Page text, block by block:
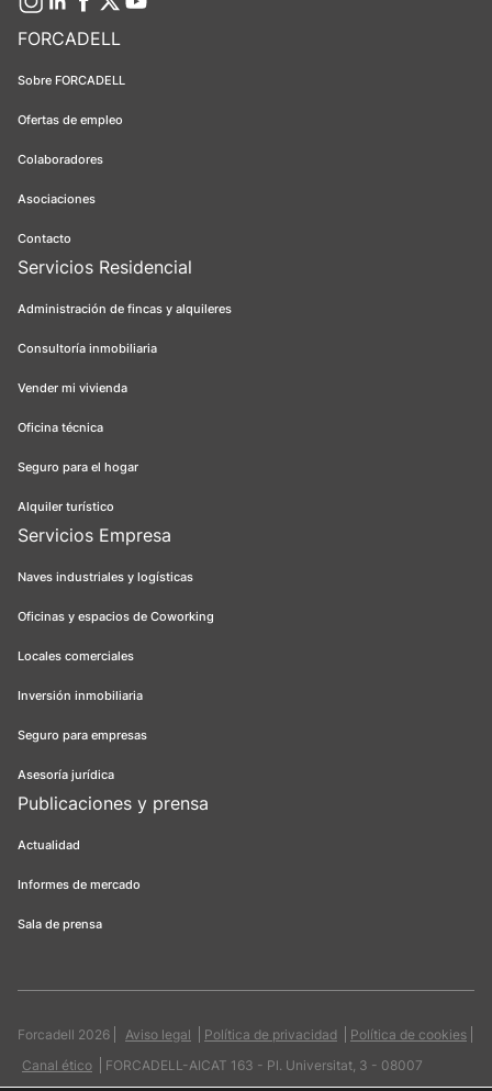
FORCADELL
Sobre FORCADELL
Ofertas de empleo
Colaboradores
Asociaciones
Contacto
Servicios Residencial
Administración de fincas y alquileres
Consultoría inmobiliaria
Vender mi vivienda
Oficina técnica
Seguro para el hogar
Alquiler turístico
Servicios Empresa
Naves industriales y logísticas
Oficinas y espacios de Coworking
Locales comerciales
Inversión inmobiliaria
Seguro para empresas
Asesoría jurídica
Publicaciones y prensa
Actualidad
Informes de mercado
Sala de prensa
Forcadell 2026 Aviso legal Política de privacidad
Política de cookies
Canal ético
FORCADELL-AICAT 163 - Pl. Universitat, 3 - 08007